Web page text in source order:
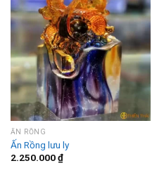
ẤN RỒNG
Ấn Rồng lưu ly
2.250.000₫